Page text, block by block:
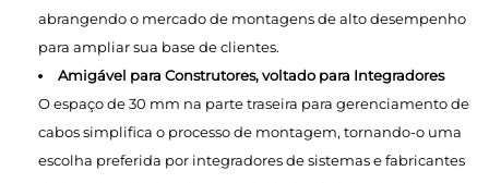
abrangendo o mercado de montagens de alto desempenho
para ampliar sua base de clientes.
Amigável para Construtores, voltado para Integradores
O espaço de 30 mm na parte traseira para gerenciamento de
cabos simplifica o processo de montagem, tornando-o uma
escolha preferida por integradores de sistemas e fabricantes